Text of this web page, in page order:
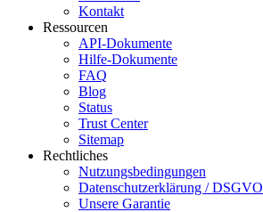
Kontakt
Ressourcen
API-Dokumente
Hilfe-Dokumente
FAQ
Blog
Status
Trust Center
Sitemap
Rechtliches
Nutzungsbedingungen
Datenschutzerklärung / DSGVO
Unsere Garantie